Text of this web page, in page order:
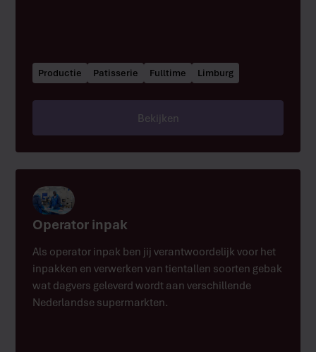
Productie Patisserie Fulltime Limburg
Bekijken
Operator inpak
Als operator inpak ben jij verantwoordelijk voor het
inpakken en verwerken van tientallen soorten gebak
wat dagvers geleverd wordt aan verschillende
Nederlandse supermarkten.